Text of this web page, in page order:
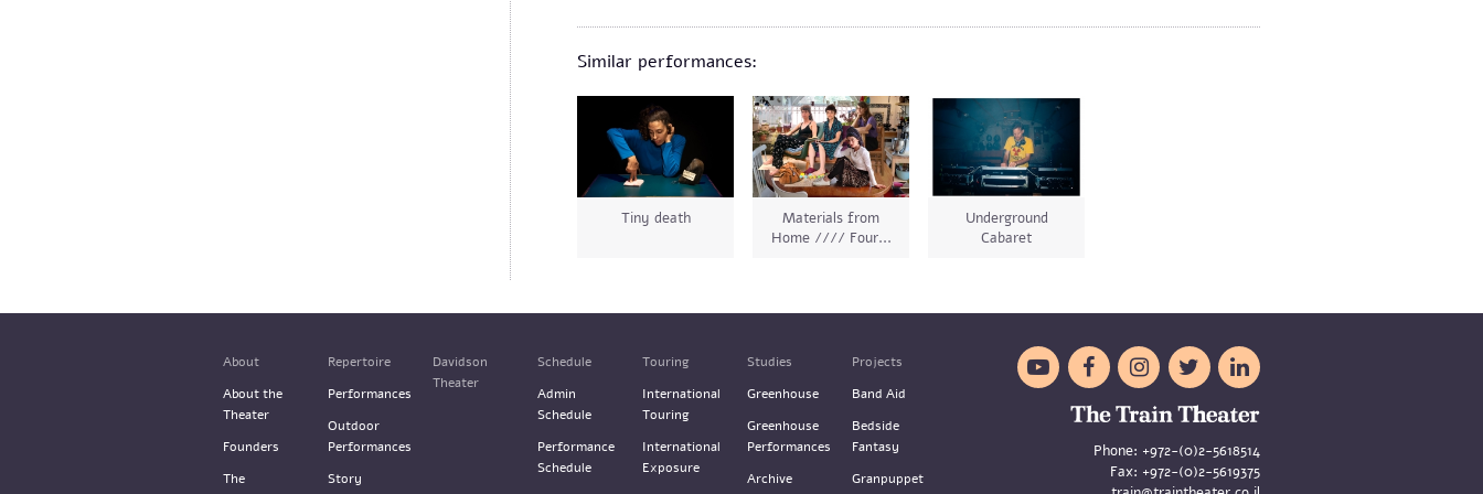
Similar performances:
Tiny death
Materials from
Home //// Four...
Underground
Cabaret
About
About the
Theater
Founders
The
Repertoire
Performances
Outdoor
Performances
Story
Davidson
Theater
Schedule
Admin
Schedule
Performance
Schedule
Touring
International
Touring
International
Exposure
Studies
Greenhouse
Greenhouse
Performances
Archive
Projects
Band Aid
Bedside
Fantasy
Granpuppet
    
Phone: +972-(0)2-5618514
Fax: +972-(0)2-5619375